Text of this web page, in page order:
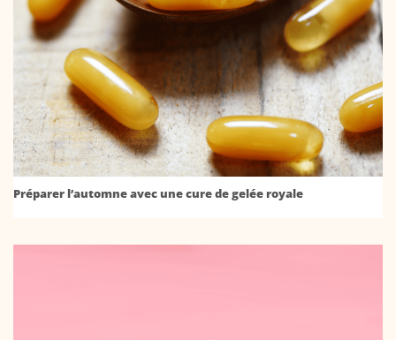
Préparer l’automne avec une cure de gelée royale